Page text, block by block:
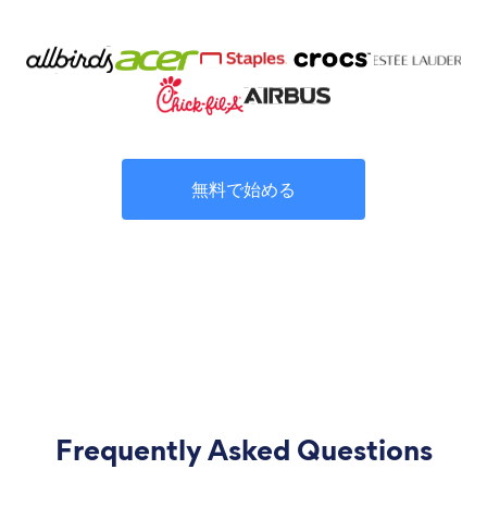
無料で始める
Frequently Asked Questions